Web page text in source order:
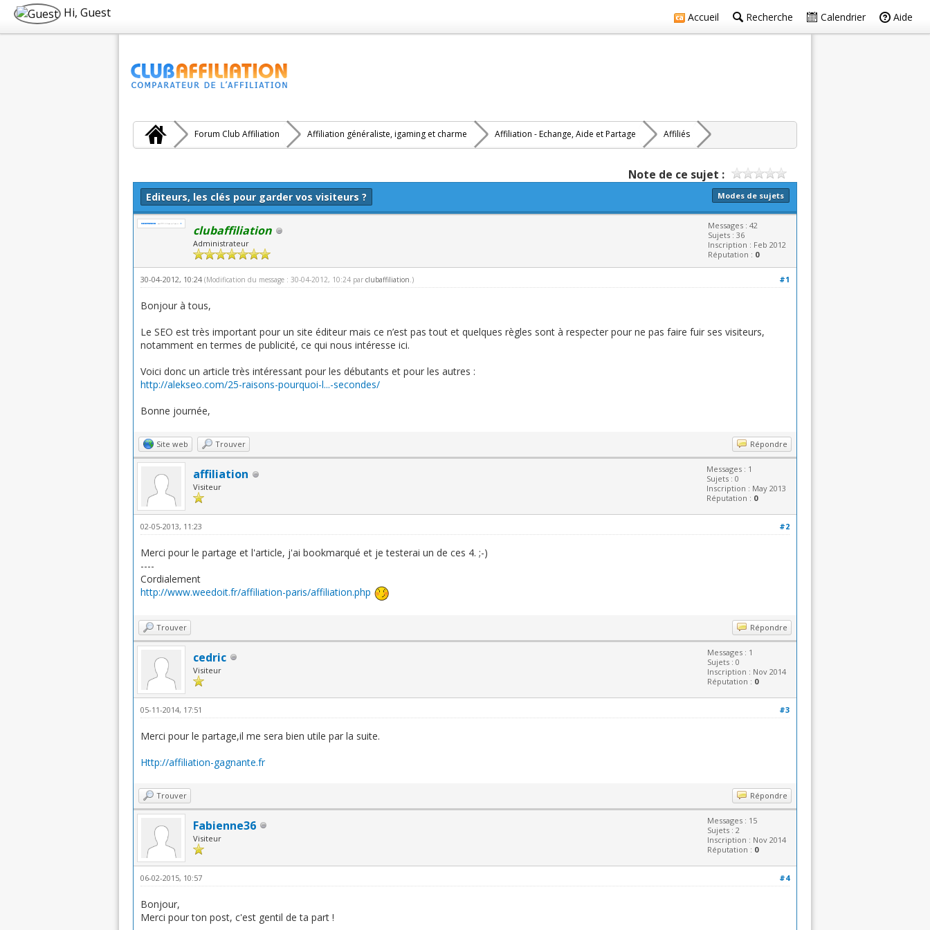
Accueil Recherche Calendrier Aide
Hi, Guest
Forum Club Affiliation Affiliation généraliste, igaming et charme Affiliation - Echange, Aide et Partage Affiliés
Note de ce sujet :
Modes de sujets
Editeurs, les clés pour garder vos visiteurs ?
clubaffiliation
Administrateur
Messages : 42
Sujets : 36
Inscription : Feb 2012
Réputation : 0
#1
30-04-2012, 10:24 (Modification du message : 30-04-2012, 10:24 par clubaffiliation.)
Bonjour à tous,
Le SEO est très important pour un site éditeur mais ce n’est pas tout et quelques règles sont à respecter pour ne pas faire fuir ses visiteurs,
notamment en termes de publicité, ce qui nous intéresse ici.
Voici donc un article très intéressant pour les débutants et pour les autres :
http://alekseo.com/25-raisons-pourquoi-l...-secondes/
Bonne journée,
Site web Trouver Répondre
affiliation
Visiteur
Messages : 1
Sujets : 0
Inscription : May 2013
Réputation : 0
#2
02-05-2013, 11:23
Merci pour le partage et l'article, j'ai bookmarqué et je testerai un de ces 4. ;-)
----
Cordialement
http://www.weedoit.fr/affiliation-paris/affiliation.php
Trouver Répondre
cedric
Visiteur
Messages : 1
Sujets : 0
Inscription : Nov 2014
Réputation : 0
#3
05-11-2014, 17:51
Merci pour le partage,il me sera bien utile par la suite.
Http://affiliation-gagnante.fr
Trouver Répondre
Fabienne36
Visiteur
Messages : 15
Sujets : 2
Inscription : Nov 2014
Réputation : 0
#4
06-02-2015, 10:57
Bonjour,
Merci pour ton post, c'est gentil de ta part !